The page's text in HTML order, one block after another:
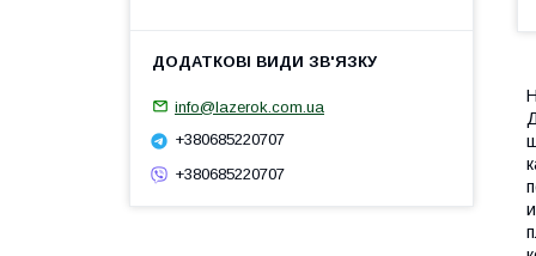
info@lazerok.com.ua
+380685220707
+380685220707